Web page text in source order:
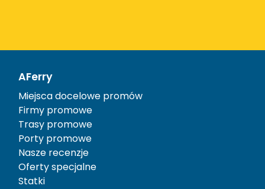
AFerry
Miejsca docelowe promów
Firmy promowe
Trasy promowe
Porty promowe
Nasze recenzje
Oferty specjalne
Statki